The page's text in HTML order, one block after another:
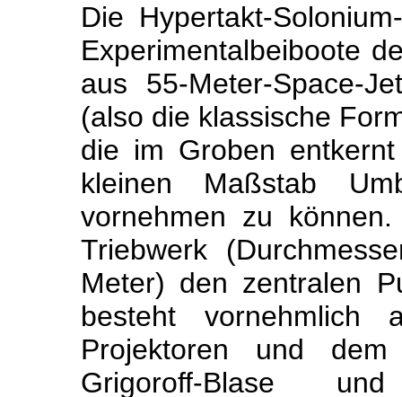
Die Hypertakt-
Experimentalbeiboote
aus 55-Meter-Space-
(also die klassische
die im Groben
kleinen Maßstab
vornehmen zu
Triebwerk
Meter) den zentralen
besteht vornehmlich
Projektoren und
Grigoroff-Blase